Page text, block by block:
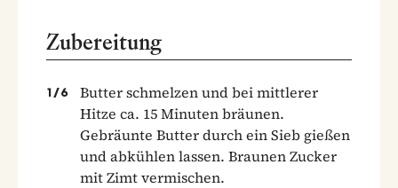
Zubereitung
1 /6
Butter schmelzen und bei mittlerer
Hitze ca. 15 Minuten bräunen.
Gebräunte Butter durch ein Sieb gießen
und abkühlen lassen. Braunen Zucker
mit Zimt vermischen.